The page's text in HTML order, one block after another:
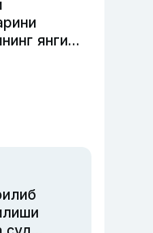
янги
қилди